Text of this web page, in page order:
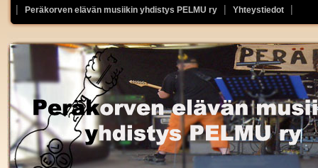
Peräkorven elävän musiikin yhdistys PELMU ry Yhteystiedot